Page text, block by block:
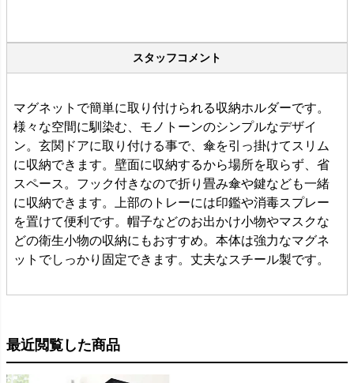
スタッフコメント
マグネットで簡単に取り付けられる収納ホルダーです。
様々な空間に馴染む、モノトーンのシンプルなデザイ
ン。玄関ドアに取り付ける事で、傘を引っ掛けてスリム
に収納できます。壁面に収納するから場所を取らず、省
スペース。フック付きなので折り畳み傘や鍵なども一緒
に収納できます。上部のトレーには印鑑や消毒スプレー
を置けて便利です。帽子などのお出かけ小物やマスクな
どの衛生小物の収納にもおすすめ。本体は強力なマグネ
ットでしっかり固定できます。丈夫なスチール製です。
最近閲覧した商品